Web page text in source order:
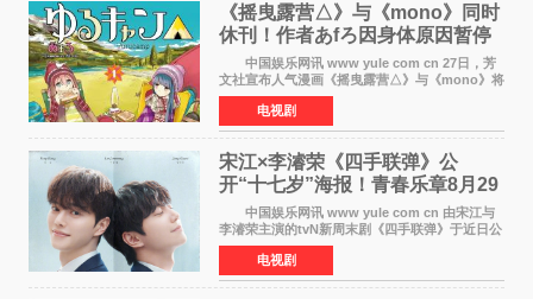
《摇曳露营△》与《mono》同时
休刊！作者あfろ因身体原因暂停
双连载
中国娱乐网讯 www yule com cn 27日，芳
文社宣布人气漫画《摇曳露营△》与《mono》将
暂停连载一段时间，原因是漫画家あfろ身体状况
不佳。 编辑部表示：一直承蒙各位对
《mono》的喜爱，
电视剧
宋江×李濬荣《四手联弹》公
开“十七岁”海报！青春乐章8月29
日奏响
中国娱乐网讯 www yule com cn 由宋江与
李濬荣主演的tvN新周末剧《四手联弹》于近日公
开十七岁版海报，以充满青春气息的画面再度点
燃观众期待。 海报中，宋江与李濬荣并肩站
在音乐教室的
电视剧